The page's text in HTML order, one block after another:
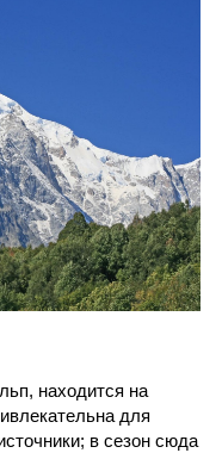
находится на
для
в сезон сюда